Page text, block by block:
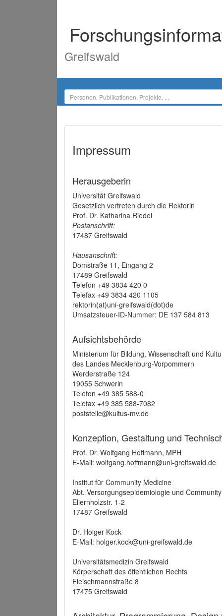
Greifswald
Impressum
Herausgeberin
Universität Greifswald
Gesetzlich vertreten durch die Rektorin
Prof. Dr. Katharina Riedel
Postanschrift:
17487 Greifswald
Hausanschrift:
Domstraße 11, Eingang 2
17489 Greifswald
Telefon +49 3834 420 0
Telefax +49 3834 420 1105
rektorin(at)uni-greifswald(dot)de
Umsatzsteuer-ID-Nummer: DE 137 584 813
Aufsichtsbehörde
Ministerium für Bildung, Wissenschaft und
des Landes Mecklenburg-Vorpommern
Werderstraße 124
19055 Schwerin
Telefon +49 385 588-0
Telefax +49 385 588-7082
poststelle@kultus-mv.de
Konzeption, Gestaltung und
Prof. Dr. Wolfgang Hoffmann, MPH
E-Mail: wolfgang.hoffmann@uni-greifswald.de
Institut für Community Medicine
Abt. Versorgungsepidemiologie und
Ellernholzstr. 1-2
17487 Greifswald
Dr. Holger Kock
E-Mail: holger.kock@uni-greifswald.de
Universitätsmedizin Greifswald
Körperschaft des öffentlichen Rechts
Fleischmannstraße 8
17475 Greifswald